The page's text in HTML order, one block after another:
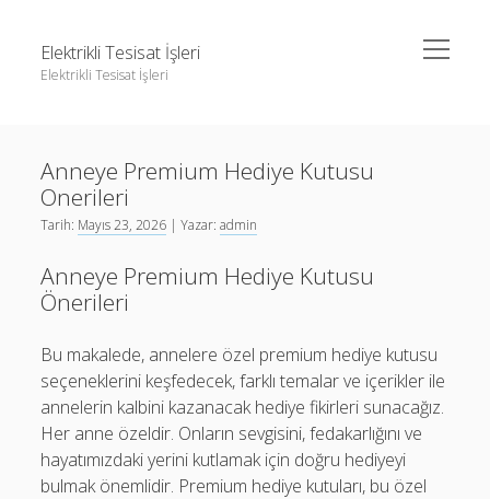
Elektrikli Tesisat İşleri
Elektrikli Tesisat İşleri
menüyü
aç
Linkedin Takipçi Çoğaltma Bedava
Liste
Tiktok Yorum Yükseltme Hilesi Bedava
Instagram Gizli Hesap Takipçileri Görme
Liste
Tiktok Yorum Yükseltme Hilesi Bedava
Anneye Premium Hediye Kutusu
Onerileri
Tarih: Mayıs 23, 2026 | Yazar:admin
Anneye Premium Hediye Kutusu
Önerileri
Bu makalede, annelere özel premium hediye kutusu
seçeneklerini keşfedecek, farklı temalar ve içerikler ile
annelerin kalbini kazanacak hediye fikirleri sunacağız.
Her anne özeldir. Onların sevgisini, fedakarlığını ve
hayatımızdaki yerini kutlamak için doğru hediyeyi
bulmak önemlidir. Premium hediye kutuları, bu özel